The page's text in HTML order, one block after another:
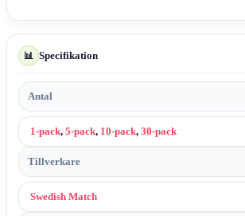
📊 Specifikation
Antal
1-pack, 5-pack, 10-pack, 30-pack
Tillverkare
Swedish Match